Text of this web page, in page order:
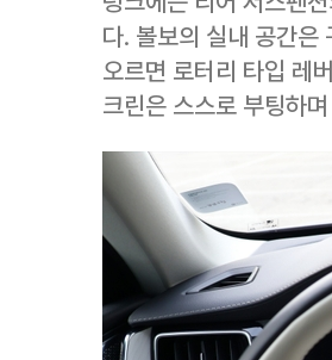
다. 볼보의 실내 공간은
오르면 로터리 타입 레
크린은 스스로 부팅하